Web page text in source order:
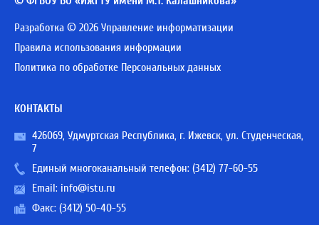
Разработка © 2026 Управление информатизации
Правила использования информации
Политика по обработке Персональных данных
КОНТАКТЫ
426069, Удмуртская Республика, г. Ижевск, ул. Студенческая,
7
Единый многоканальный телефон: (3412) 77-60-55
Email: info@istu.ru
Факс: (3412) 50-40-55